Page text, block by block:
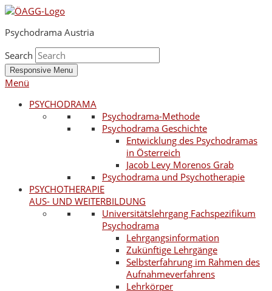
Psychodrama Austria
Search
Responsive Menu
Menü
PSYCHODRAMA
Psychodrama-Methode
Psychodrama Geschichte
Entwicklung des Psychodramas
in Österreich
Jacob Levy Morenos Grab
Psychodrama und Psychotherapie
PSYCHOTHERAPIE
AUS- UND WEITERBILDUNG
Universitätslehrgang Fachspezifikum
Psychodrama
Lehrgangsinformation
Zukünftige Lehrgänge
Selbsterfahrung im Rahmen des
Aufnahmeverfahrens
Lehrkörper